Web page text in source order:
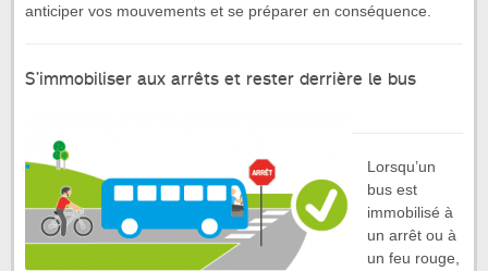
anticiper vos mouvements et se préparer en conséquence.
S’immobiliser aux arrêts et rester derrière le bus
Lorsqu’un
bus est
immobilisé à
un arrêt ou à
un feu rouge,